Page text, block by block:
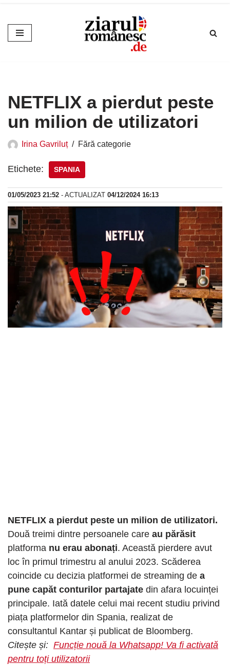
Sari
la
NETFLIX a pierdut peste
un milion de utilizatori
Irina Gavriluț Fără categorie
Etichete: SPANIA
01/05/2023 21:52 - ACTUALIZAT 04/12/2024 16:13
NETFLIX a pierdut peste un milion de utilizatori.
Două treimi dintre persoanele care au părăsit
platforma nu erau abonați. Această pierdere avut
loc în primul trimestru al anului 2023. Scăderea
coincide cu decizia platformei de streaming de a
pune capăt conturilor partajate din afara locuinței
principale. Iată datele celui mai recent studiu privind
piața platformelor din Spania, realizat de
consultantul Kantar și publicat de Bloomberg.
Citește și: Funcție nouă la Whatsapp! Va fi activată
pentru toți utilizatorii